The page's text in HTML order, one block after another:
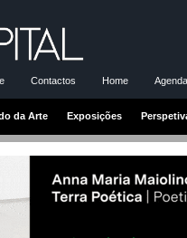
Contactos Home
da Arte Exposições